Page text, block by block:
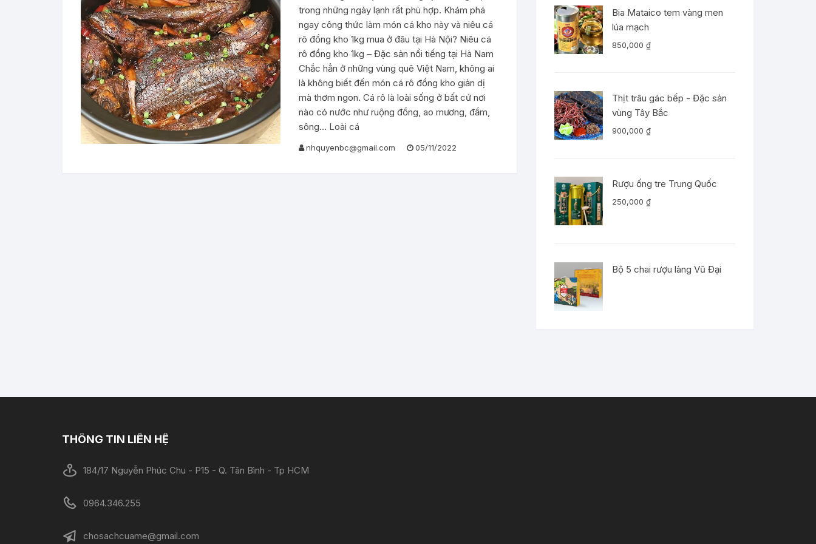
trong những ngày lạnh rất phù hợp. Khám phá
ngay công thức làm món cá kho này và niêu cá
rô đồng kho 1kg mua ở đâu tại Hà Nội? Niêu cá
rô đồng kho 1kg – Đặc sản nổi tiếng tại Hà Nam
Chắc hẳn ở những vùng quê Việt Nam, không ai
là không biết đến món cá rô đồng kho giản dị
mà thơm ngon. Cá rô là loài sống ở bất cứ nơi
nào có nước như ruộng đồng, ao mương, đầm,
sông… Loài cá
nhquyenbc@gmail.com 05/11/2022
Bia Mataico tem vàng men
lúa mạch
850,000 ₫
Thịt trâu gác bếp - Đặc sản
vùng Tây Bắc
900,000 ₫
Rượu ống tre Trung Quốc
250,000 ₫
Bộ 5 chai rượu làng Vũ Đại
THÔNG TIN LIÊN HỆ
184/17 Nguyễn Phúc Chu - P15 - Q. Tân Bình - Tp HCM
0964.346.255
chosachcuame@gmail.com